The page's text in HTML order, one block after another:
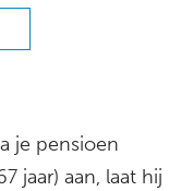
je pensioen
jaar) aan, laat hij